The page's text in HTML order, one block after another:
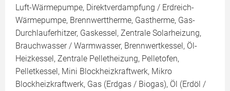
Luft-Wärmepumpe, Direktverdampfung / Erdreich-
Wärmepumpe, Brennwerttherme, Gastherme, Gas-
Durchlauferhitzer, Gaskessel, Zentrale Solarheizung,
Brauchwasser / Warmwasser, Brennwertkessel, Öl-
Heizkessel, Zentrale Pelletheizung, Pelletofen,
Pelletkessel, Mini Blockheizkraftwerk, Mikro
Blockheizkraftwerk, Gas (Erdgas / Biogas), Öl (Erdöl /